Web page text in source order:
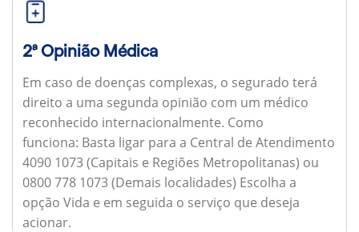
2ª Opinião Médica
Em caso de doenças complexas, o segurado terá
direito a uma segunda opinião com um médico
reconhecido internacionalmente. Como
funciona: Basta ligar para a Central de Atendimento
4090 1073 (Capitais e Regiões Metropolitanas) ou
0800 778 1073 (Demais localidades) Escolha a
opção Vida e em seguida o serviço que deseja
acionar.